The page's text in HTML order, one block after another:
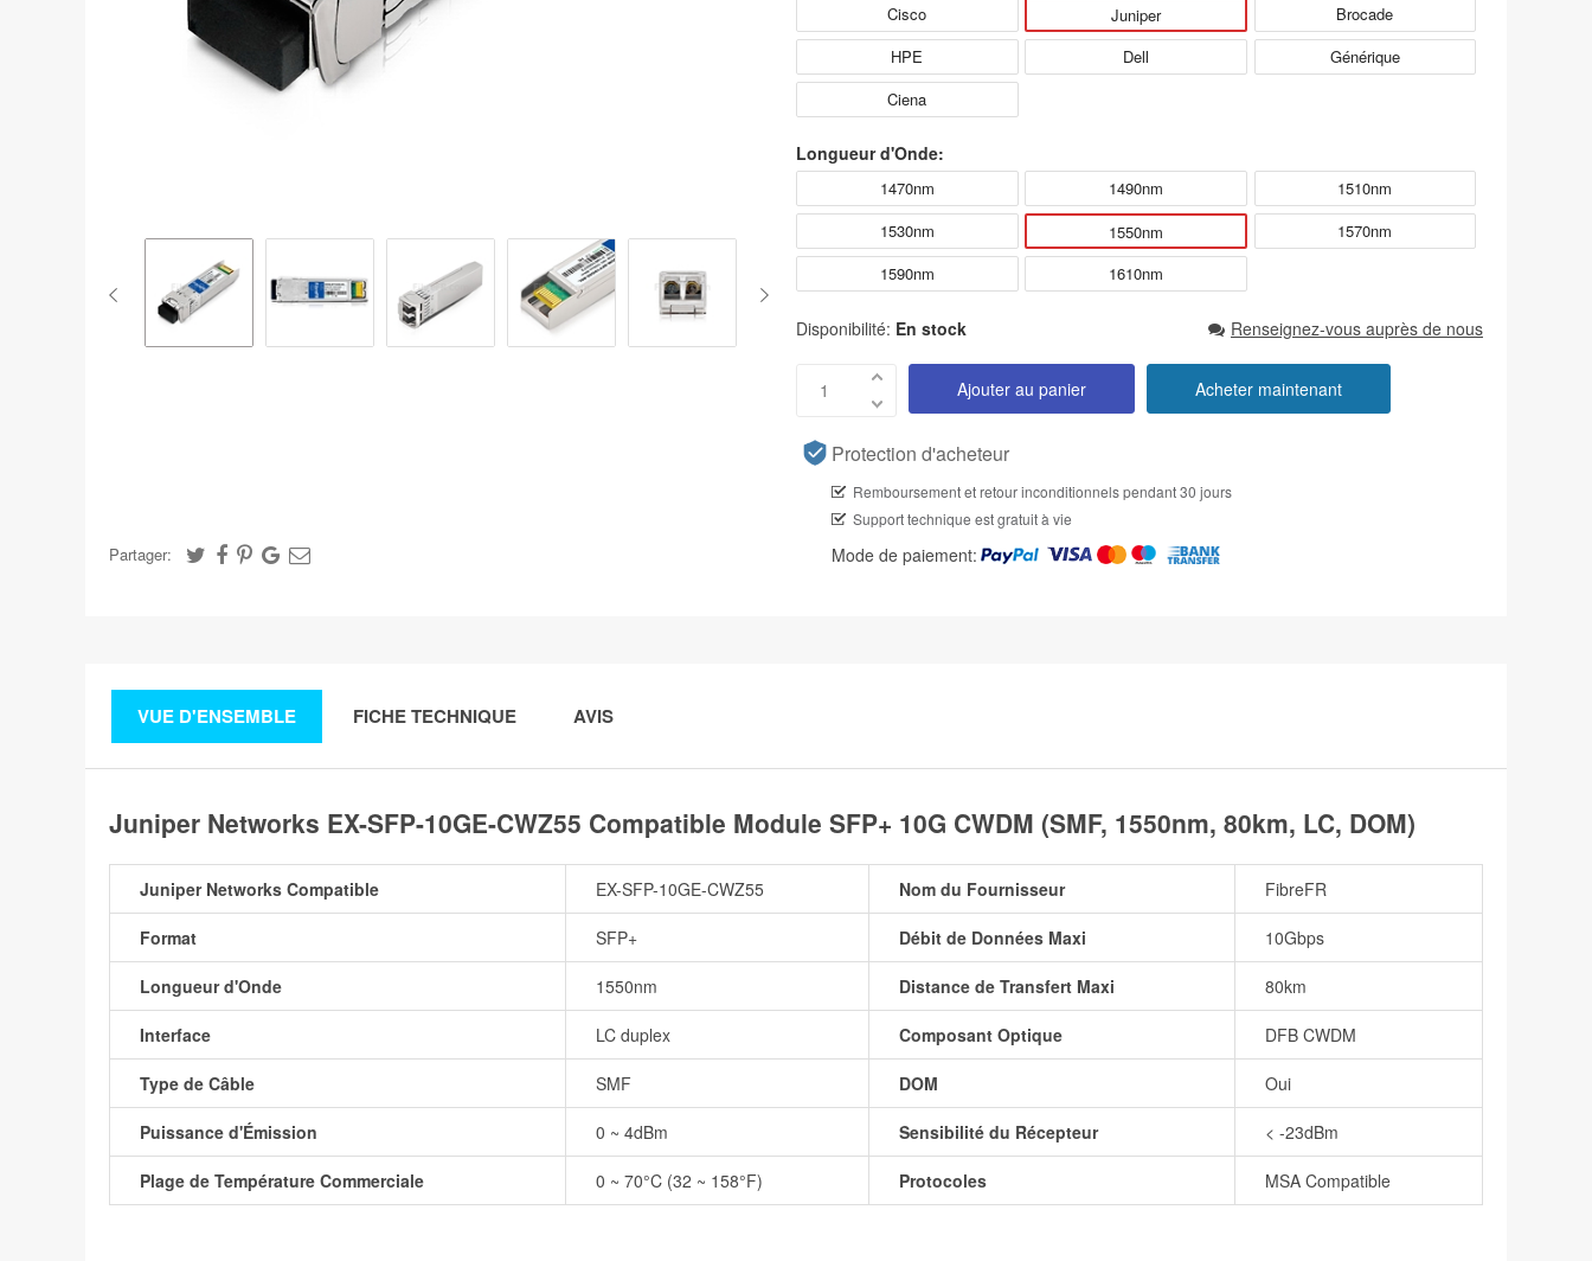
Partager:
Cisco Juniper
Brocade
HPE
Dell
Générique
Ciena
Longueur d'Onde:
1470nm 1490nm
1510nm
1530nm
1550nm
1570nm
1590nm
1610nm
Disponibilité: En stock Renseignez-vous auprès de nous
Ajouter au panier Acheter maintenant
Protection d'acheteur
Remboursement et retour inconditionnels pendant 30 jours
Support technique est gratuit à vie
Mode de paiement:
VUE D'ENSEMBLE FICHE TECHNIQUE AVIS
Juniper Networks EX-SFP-10GE-CWZ55 Compatible Module SFP+ 10G CWDM (SMF, 1550nm, 80km, LC, DOM)
Juniper Networks Compatible EX-SFP-10GE-CWZ55 Nom du Fournisseur FibreFR
Format SFP+ Débit de Données Maxi 10Gbps
Longueur d'Onde 1550nm Distance de Transfert Maxi 80km
Interface LC duplex Composant Optique DFB CWDM
Type de Câble SMF DOM Oui
Puissance d'Émission 0 ~ 4dBm Sensibilité du Récepteur < -23dBm
Plage de Température Commerciale 0 ~ 70°C (32 ~ 158°F) Protocoles MSA Compatible